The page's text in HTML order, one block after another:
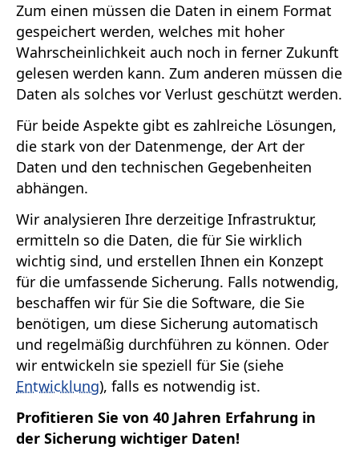
Zum einen müssen die Daten in einem Format
gespeichert werden, welches mit hoher
Wahrscheinlichkeit auch noch in ferner Zukunft
gelesen werden kann. Zum anderen müssen die
Daten als solches vor Verlust geschützt werden.
Für beide Aspekte gibt es zahlreiche Lösungen,
die stark von der Datenmenge, der Art der
Daten und den technischen Gegebenheiten
abhängen.
Wir analysieren Ihre derzeitige Infrastruktur,
ermitteln so die Daten, die für Sie wirklich
wichtig sind, und erstellen Ihnen ein Konzept
für die umfassende Sicherung. Falls notwendig,
beschaffen wir für Sie die Software, die Sie
benötigen, um diese Sicherung automatisch
und regelmäßig durchführen zu können. Oder
wir entwickeln sie speziell für Sie (siehe
Entwicklung), falls es notwendig ist.
Profitieren Sie von 40 Jahren Erfahrung in
der Sicherung wichtiger Daten!